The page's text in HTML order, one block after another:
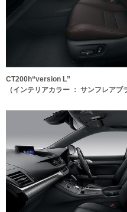
CT200h“version L”
（インテリアカラー ： サンフレアブ